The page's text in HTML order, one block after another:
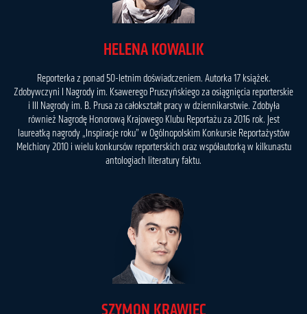
HELENA KOWALIK
Reporterka z ponad 50-letnim doświadczeniem. Autorka 17 książek.
Zdobywczyni I Nagrody im. Ksawerego Pruszyńskiego za osiągnięcia reporterskie
i III Nagrody im. B. Prusa za całokształt pracy w dziennikarstwie. Zdobyła
również Nagrodę Honorową Krajowego Klubu Reportażu za 2016 rok. Jest
laureatką nagrody „Inspiracje roku” w Ogólnopolskim Konkursie Reportażystów
Melchiory 2010 i wielu konkursów reporterskich oraz współautorką w kilkunastu
antologiach literatury faktu.
SZYMON KRAWIEC